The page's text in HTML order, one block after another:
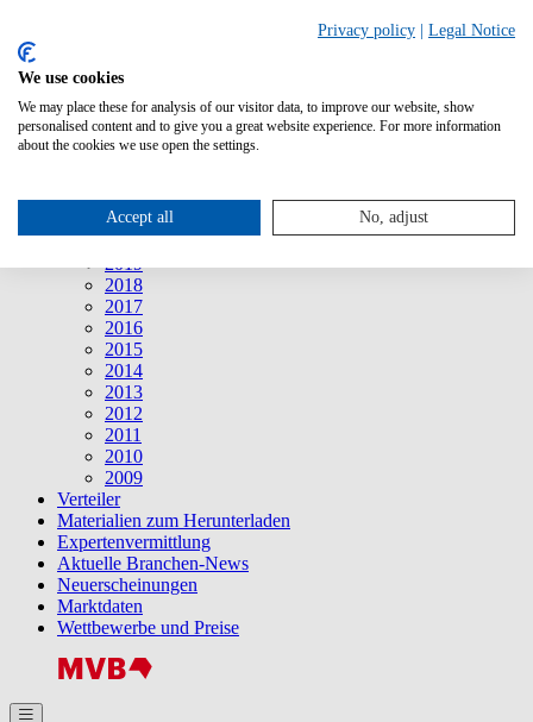
Mitteilungen
2026
2025
2024
2022
2021
2020
2019
2018
2017
2016
2015
2014
2013
2012
2011
2010
2009
Verteiler
Materialien zum Herunterladen
Expertenvermittlung
Aktuelle Branchen-News
Neuerscheinungen
Marktdaten
Wettbewerbe und Preise
Privacy policy Legal Notice
We use cookies
We may place these for analysis of our visitor data, to improve our website, show
personalised content and to give you a great website experience. For more information
about the cookies we use open the settings.
Accept all No, adjust